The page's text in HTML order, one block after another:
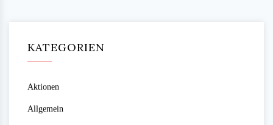
KATEGORIEN
Aktionen
Allgemein